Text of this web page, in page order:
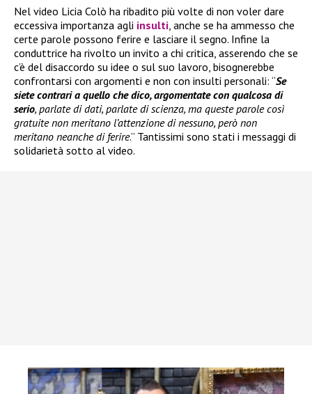
Nel video Licia Colò ha ribadito più volte di non voler dare
eccessiva importanza agli insulti , anche se ha ammesso che
certe parole possono ferire e lasciare il segno. Infine la
conduttrice ha rivolto un invito a chi critica, asserendo che se
c’è del disaccordo su idee o sul suo lavoro, bisognerebbe
confrontarsi con argomenti e non con insulti personali: “Se
siete contrari a quello che dico, argomentate con qualcosa di
serio, parlate di dati, parlate di scienza, ma queste parole così
gratuite non meritano l’attenzione di nessuno, però non
meritano neanche di ferire.” Tantissimi sono stati i messaggi di
solidarietà sotto al video.